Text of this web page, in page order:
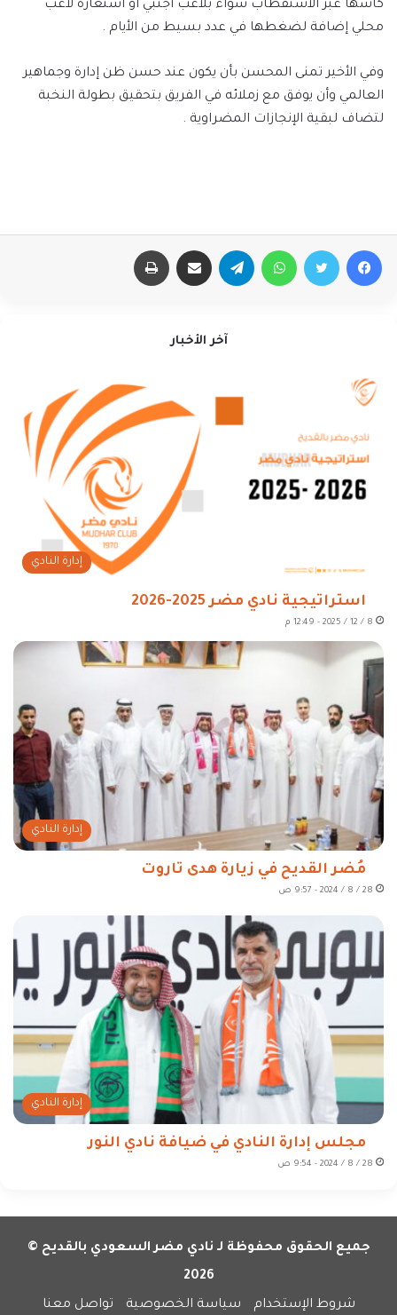
كأسها عبر الاستقطاب سواء بلاعب أجنبي أو استعارة لاعب
محلي إضافة لضغطها في عدد بسيط من الأيام .
وفي الأخير تمنى المحسن بأن يكون عند حسن ظن إدارة وجماهير
العالمي وأن يوفق مع زملائه في الفريق بتحقيق بطولة النخبة
لتضاف لبقية الإنجازات المضراوية .
فيسبوك تويتر واتساب تيلقرام مشاركة عبر البريد
آخر الأخبار
إدارة النادي
استراتيجية نادي مضر 2025-2026
8 / 12 / 2025 - 12:49 م
إدارة النادي
مُضر القديح في زيارة هدى تاروت
28 / 8 / 2024 - 9:57 ص
إدارة النادي
مجلس إدارة النادي في ضيافة نادي النور
28 / 8 / 2024 - 9:54 ص
جميع الحقوق محفوظة لـ نادي مضر السعودي بالقديح ©
2026
شروط الإستخدام
سياسة الخصوصية تواصل معنا